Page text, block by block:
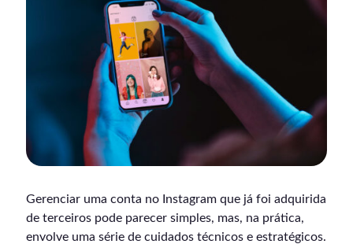
Gerenciar uma conta no Instagram que já foi adquirida
de terceiros pode parecer simples, mas, na prática,
envolve uma série de cuidados técnicos e estratégicos.